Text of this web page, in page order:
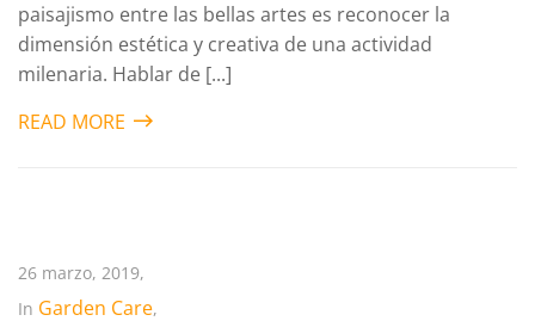
paisajismo entre las bellas artes es reconocer la
dimensión estética y creativa de una actividad
milenaria. Hablar de [...]
READ MORE
26 marzo, 2019,
In Garden Care,